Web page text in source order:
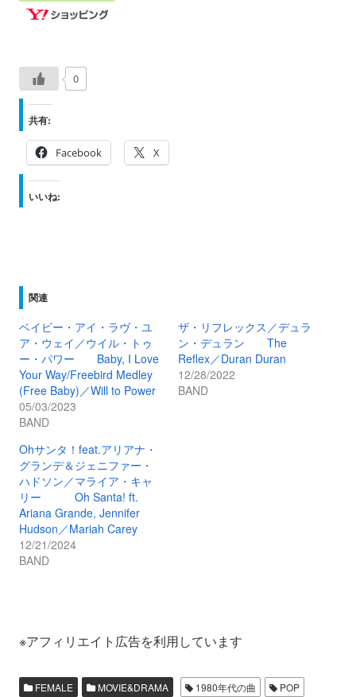
0
共有:
Facebook X
いいね:
関連
ベイビー・アイ・ラヴ・ユ
ア・ウェイ／ウイル・トゥ
ー・パワー Baby, I Love
Your Way/Freebird Medley
(Free Baby)／Will to Power
05/03/2023
BAND
ザ・リフレックス／デュラ
ン・デュラン The
Reflex／Duran Duran
12/28/2022
BAND
Ohサンタ！feat.アリアナ・
グランデ＆ジェニファー・
ハドソン／マライア・キャ
リー Oh Santa! ft.
Ariana Grande, Jennifer
Hudson／Mariah Carey
12/21/2024
BAND
※アフィリエイト広告を利用しています
FEMALE MOVIE&DRAMA 1980年代の曲 POP